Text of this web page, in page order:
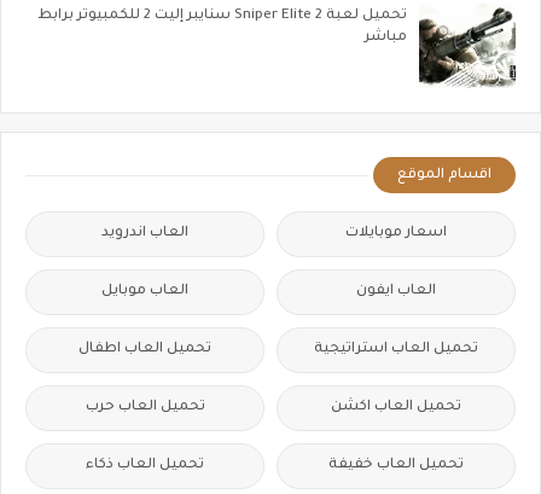
تحميل لعبة Sniper Elite 2 سنايبر إليت 2 للكمبيوتر برابط
مباشر
اقسام الموقع
اسعار موبايلات العاب اندرويد
العاب ايفون العاب موبايل
تحميل العاب استراتيجية تحميل العاب اطفال
تحميل العاب اكشن تحميل العاب حرب
تحميل العاب خفيفة تحميل العاب ذكاء